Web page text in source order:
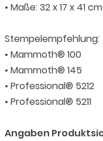
• Maße: 32 x 17 x 41 cm
Stempelempfehlung:
• Mammoth® 100
• Mammoth® 145
• Professional® 5212
• Professional® 5211
Angaben